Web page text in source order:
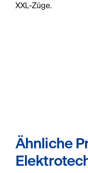
XXL-Züge.
Ähnliche